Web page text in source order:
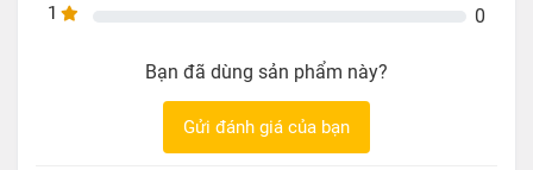
1 0
Bạn đã dùng sản phẩm này?
Gửi đánh giá của bạn